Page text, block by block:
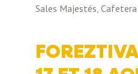
Sales Majestés, Cafetera